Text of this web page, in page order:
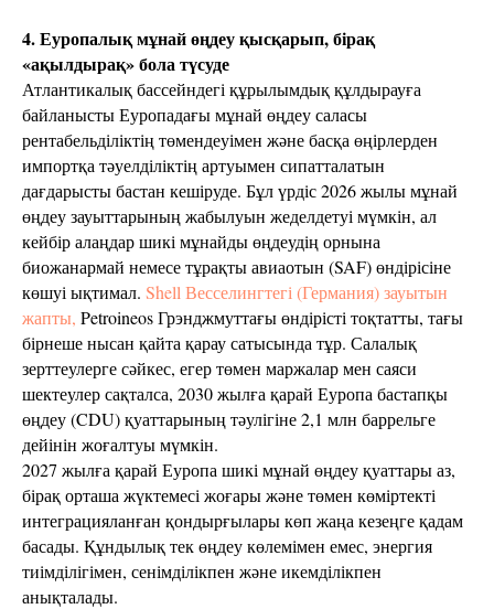
4. Еуропалық мұнай өңдеу қысқарып, бірақ
«ақылдырақ» бола түсуде
Атлантикалық бассейндегі құрылымдық құлдырауға
байланысты Еуропадағы мұнай өңдеу саласы
рентабельділіктің төмендеуімен және басқа өңірлерден
импортқа тәуелділіктің артуымен сипатталатын
дағдарысты бастан кешіруде. Бұл үрдіс 2026 жылы мұнай
өңдеу зауыттарының жабылуын жеделдетуі мүмкін, ал
кейбір алаңдар шикі мұнайды өңдеудің орнына
биожанармай немесе тұрақты авиаотын (SAF) өндірісіне
көшуі ықтимал. Shell Весселингтегі (Германия) зауытын
жапты, Petroineos Грэнджмуттағы өндірісті тоқтатты, тағы
бірнеше нысан қайта қарау сатысында тұр. Салалық
зерттеулерге сәйкес, егер төмен маржалар мен саяси
шектеулер сақталса, 2030 жылға қарай Еуропа бастапқы
өңдеу (CDU) қуаттарының тәулігіне 2,1 млн баррельге
дейінін жоғалтуы мүмкін.
2027 жылға қарай Еуропа шикі мұнай өңдеу қуаттары аз,
бірақ орташа жүктемесі жоғары және төмен көміртекті
интеграцияланған қондырғылары көп жаңа кезеңге қадам
басады. Құндылық тек өңдеу көлемімен емес, энергия
тиімділігімен, сенімділікпен және икемділікпен
анықталады.